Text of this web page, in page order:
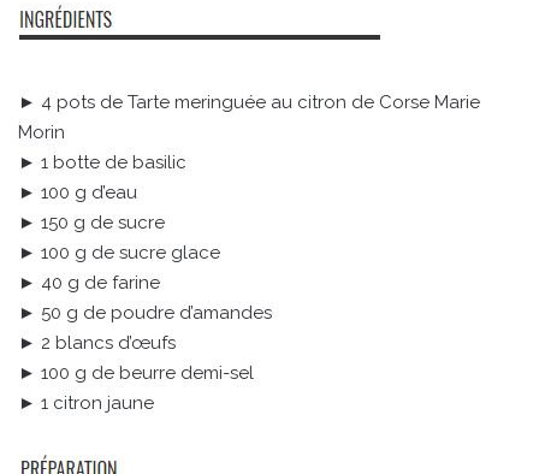
► 4 pots de Tarte meringuée au citron de Corse Marie
Morin
► 1 botte de basilic
► 100 g d’eau
► 150 g de sucre
► 100 g de sucre glace
► 40 g de farine
► 50 g de poudre d’amandes
► 2 blancs d’œufs
► 100 g de beurre demi-sel
► 1 citron jaune